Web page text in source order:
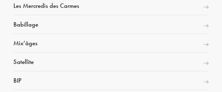
Les Mercredis des Carmes
Babillage
Mix’âges
Satellite
BIP